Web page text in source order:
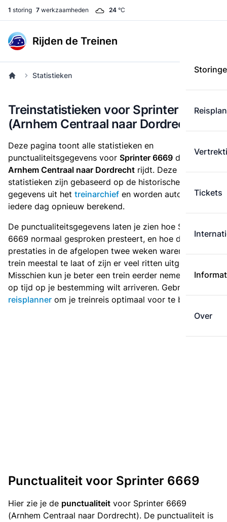
1 storing 7 werkzaamheden 24 °C
Rijden de Treinen
Tickets
Over
Statistieken
Treinstatistieken voor Sprinter 6669
(Arnhem Centraal naar Dordrecht)
Deze pagina toont alle statistieken en
punctualiteitsgegevens voor Sprinter 6669 die
van
Arnhem Centraal naar Dordrecht rijdt. Deze
statistieken zijn gebaseerd op de historische
gegevens uit het treinarchief en worden automatisch
iedere dag opnieuw berekend.
De punctualiteitsgegevens laten je zien hoe Sprinter
6669 normaal gesproken presteert, en hoe de
prestaties in de afgelopen twee weken waren. Is deze
trein meestal te laat of zijn er veel ritten uitgevallen?
Misschien kun je beter een trein eerder nemen als je
op tijd op je bestemming wilt arriveren. Gebruik de
reisplanner om je treinreis optimaal voor te bereiden.
Punctualiteit voor Sprinter 6669
Hier zie je de punctualiteit voor Sprinter 6669
(Arnhem Centraal naar Dordrecht). De punctualiteit is